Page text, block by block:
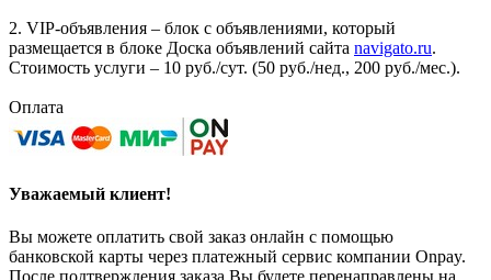
2. VIP-объявления – блок с объявлениями, который
размещается в блоке Доска объявлений сайта navigato.ru.
Стоимость услуги – 10 руб./сут. (50 руб./нед., 200 руб./мес.).
Оплата
Уважаемый клиент!
Вы можете оплатить свой заказ онлайн с помощью
банковской карты через платежный сервис компании Onpay.
После подтверждения заказа Вы будете перенаправлены на